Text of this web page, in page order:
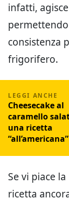
infatti,
consistenza
frigorifero.
Cheesecake al
caramello
una ricetta
“all’americana”
Se vi piace
ricetta